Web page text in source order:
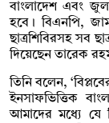
বাংলাদেশ এবং
হবে। বিএনপি,
ছাত্রশিবিরসহ সব
দিয়েছেন তারেক
তিনি বলেন,
ইনসাফভিত্তিক
আমাদের মধ্যে যে